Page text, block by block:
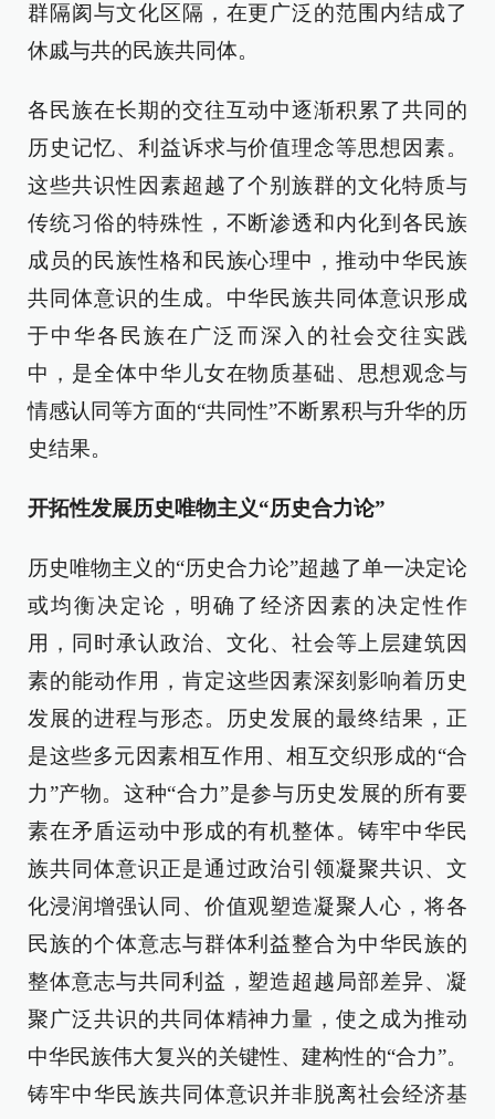
群隔阂与文化区隔，在更广泛的范围内结成了
休戚与共的民族共同体。
各民族在长期的交往互动中逐渐积累了共同的
历史记忆、利益诉求与价值理念等思想因素。
这些共识性因素超越了个别族群的文化特质与
传统习俗的特殊性，不断渗透和内化到各民族
成员的民族性格和民族心理中，推动中华民族
共同体意识的生成。中华民族共同体意识形成
于中华各民族在广泛而深入的社会交往实践
中，是全体中华儿女在物质基础、思想观念与
情感认同等方面的“共同性”不断累积与升华的历
史结果。
开拓性发展历史唯物主义“历史合力论”
历史唯物主义的“历史合力论”超越了单一决定论
或均衡决定论，明确了经济因素的决定性作
用，同时承认政治、文化、社会等上层建筑因
素的能动作用，肯定这些因素深刻影响着历史
发展的进程与形态。历史发展的最终结果，正
是这些多元因素相互作用、相互交织形成的“合
力”产物。这种“合力”是参与历史发展的所有要
素在矛盾运动中形成的有机整体。铸牢中华民
族共同体意识正是通过政治引领凝聚共识、文
化浸润增强认同、价值观塑造凝聚人心，将各
民族的个体意志与群体利益整合为中华民族的
整体意志与共同利益，塑造超越局部差异、凝
聚广泛共识的共同体精神力量，使之成为推动
中华民族伟大复兴的关键性、建构性的“合力”。
铸牢中华民族共同体意识并非脱离社会经济基